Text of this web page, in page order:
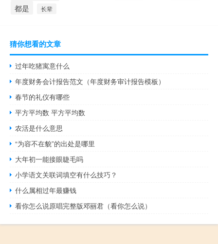
都是 长辈
猜你想看的文章
过年吃猪寓意什么
年度财务会计报告范文（年度财务审计报告模板）
春节的礼仪有哪些
平方平均数 平方平均数
农活是什么意思
“为容不在貌”的出处是哪里
大年初一能接眼睫毛吗
小学语文关联词填空有什么技巧？
什么属相过年最赚钱
看你怎么说原唱完整版邓丽君（看你怎么说）